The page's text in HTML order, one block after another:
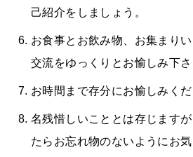
己紹介をしましょう。
お食事とお飲み物、お集まり
交流をゆっくりとお愉しみ下さ
お時間まで存分にお愉しみくだ
名残惜しいこととは存じます
たらお忘れ物のないようにお